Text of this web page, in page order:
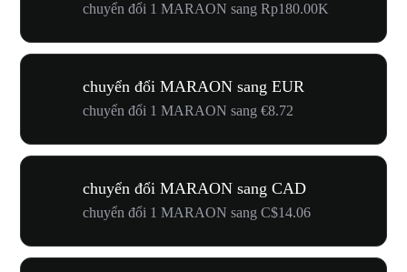
chuyển đổi 1 MARAON sang Rp180.00K
chuyển đổi MARAON sang EUR
chuyển đổi 1 MARAON sang €8.72
chuyển đổi MARAON sang CAD
chuyển đổi 1 MARAON sang C$14.06